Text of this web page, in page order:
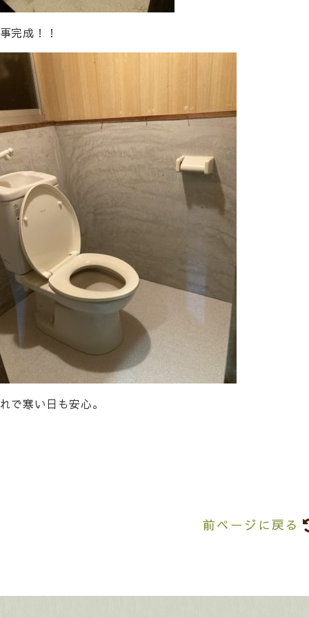
完成！！
で寒い日も安心。
前ページに戻る